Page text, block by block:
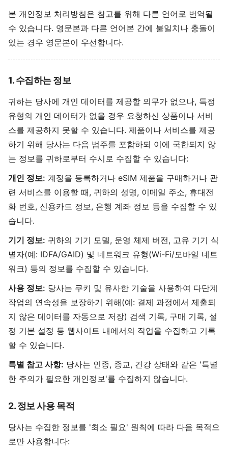
본 개인정보 처리방침은 참고를 위해 다른 언어로 번역될
수 있습니다. 영문본과 다른 언어본 간에 불일치나 충돌이
있는 경우 영문본이 우선합니다.
1. 수집하는 정보
귀하는 당사에 개인 데이터를 제공할 의무가 없으나, 특정
유형의 개인 데이터가 없을 경우 요청하신 상품이나 서비
스를 제공하지 못할 수 있습니다. 제품이나 서비스를 제공
하기 위해 당사는 다음 범주를 포함하되 이에 국한되지 않
는 정보를 귀하로부터 수시로 수집할 수 있습니다:
개인 정보: 계정을 등록하거나 eSIM 제품을 구매하거나 관
련 서비스를 이용할 때, 귀하의 성명, 이메일 주소, 휴대전
화 번호, 신용카드 정보, 은행 계좌 정보 등을 수집할 수 있
습니다.
기기 정보: 귀하의 기기 모델, 운영 체제 버전, 고유 기기 식
별자(예: IDFA/GAID) 및 네트워크 유형(Wi-Fi/모바일 네트
워크) 등의 정보를 수집할 수 있습니다.
사용 정보: 당사는 쿠키 및 유사한 기술을 사용하여 다단계
작업의 연속성을 보장하기 위해(예: 결제 과정에서 제출되
지 않은 데이터를 자동으로 저장) 검색 기록, 구매 기록, 설
정 기본 설정 등 웹사이트 내에서의 작업을 수집하고 기록
할 수 있습니다.
특별 참고 사항: 당사는 인종, 종교, 건강 상태와 같은 '특별
한 주의가 필요한 개인정보'를 수집하지 않습니다.
2. 정보 사용 목적
당사는 수집한 정보를 '최소 필요' 원칙에 따라 다음 목적으
로만 사용합니다: